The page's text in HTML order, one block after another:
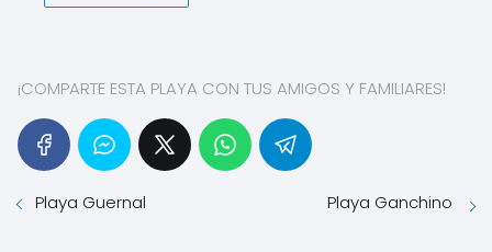
¡COMPARTE ESTA PLAYA CON TUS AMIGOS Y FAMILIARES!
Playa Guernal Playa Ganchino